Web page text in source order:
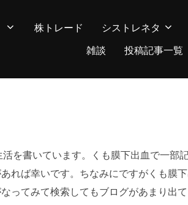
株トレード
シストレネタ
雑談
投稿記事一覧
を書いています。くも膜下出血で一部
れば幸いです。ちなみにですがくも膜
ってみて検索してもブログがあまり出